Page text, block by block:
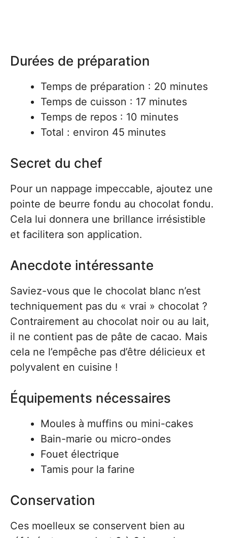
Durées de préparation
Temps de préparation : 20 minutes
Temps de cuisson : 17 minutes
Temps de repos : 10 minutes
Total : environ 45 minutes
Secret du chef
Pour un nappage impeccable, ajoutez une
pointe de beurre fondu au chocolat fondu.
Cela lui donnera une brillance irrésistible
et facilitera son application.
Anecdote intéressante
Saviez-vous que le chocolat blanc n’est
techniquement pas du « vrai » chocolat ?
Contrairement au chocolat noir ou au lait,
il ne contient pas de pâte de cacao. Mais
cela ne l’empêche pas d’être délicieux et
polyvalent en cuisine !
Équipements nécessaires
Moules à muffins ou mini-cakes
Bain-marie ou micro-ondes
Fouet électrique
Tamis pour la farine
Conservation
Ces moelleux se conservent bien au